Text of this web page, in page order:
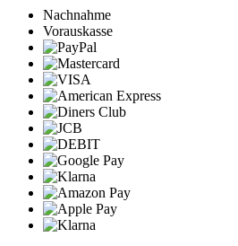
Nachnahme
Vorauskasse